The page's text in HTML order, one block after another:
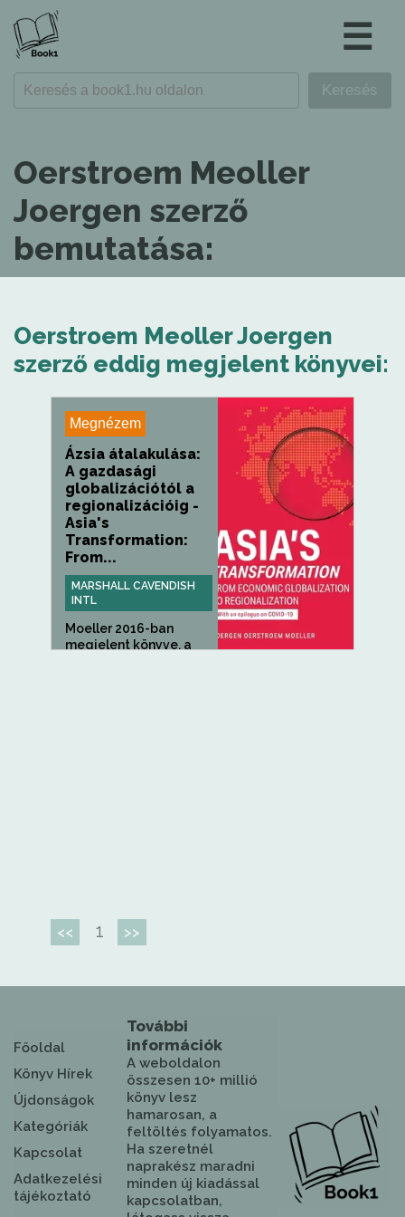
☰
Oerstroem Meoller
Joergen szerző
bemutatása:
Oerstroem Meoller Joergen
szerző eddig megjelent könyvei:
Megnézem
Ázsia átalakulása:
A gazdasági
globalizációtól a
regionalizációig -
Asia's
Transformation:
From...
MARSHALL CAVENDISH
INTL
Moeller 2016-ban
megjelent könyve, a
<< 1 >>
Főoldal
Könyv Hírek
Újdonságok
Kategóriák
Kapcsolat
Adatkezelési
tájékoztató
További
információk
A weboldalon
összesen 10+ millió
könyv lesz
hamarosan, a
feltöltés folyamatos.
Ha szeretnél
naprakész maradni
minden új kiadással
kapcsolatban,